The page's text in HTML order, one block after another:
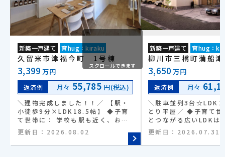
新築一戸建て 育hug：kiraku
久留米市津福今町 1号棟
3,399 万円
返済例 月々 55,785 円(税込)
＼建物完成しました！！／ 【駅・
小徒歩9分×LDK18.5帖】 ◆子育
て世帯に： 学校も駅も近く、お子
様の成長を長く見守れる安心の環境
◆広々リビング： 18.5帖の大空間
は、家具を置いてもゆとりたっぷ
更新日： 2026.08.02
新築一戸建て 育hug：
柳川市三橋町蒲船
3,650 万円
返済例 月々
＼駐車並列3台☆LDK
とり平屋／ ◆子育て世
とつながる広いLDKは
りやすい空間♪ ◆毎日
に：水回りが直線に並
動線で移動もスムー
更新日： 2026.07.31
スクロールできます